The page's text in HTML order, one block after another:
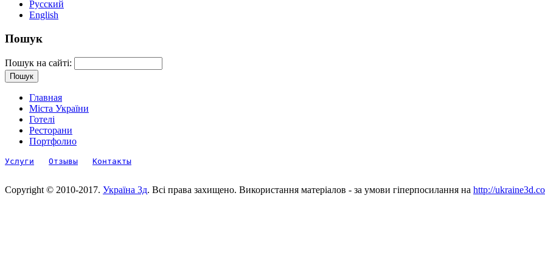
Русский
English
Пошук
Пошук на сайті:
Главная
Міста України
Готелі
Ресторани
Портфолио
Услуги Отзывы Контакты
Copyright © 2010-2017. Україна 3д. Всі права захищено. Використання матеріалов - за умови гіперпосилання на http://